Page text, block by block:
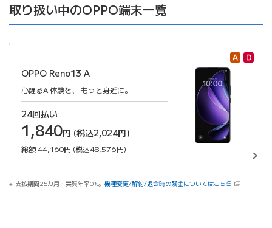
取り扱い中のOPPO端末一覧
OPPO Reno13 A
心躍るAI体験を、 もっと身近に。
24回払い
1,840円 (税込2,024円)
総額44,160円 (税込48,576円)
支払期間25カ月・実質年率0%。 機種変更/解約/退会時の残金についてはこちら